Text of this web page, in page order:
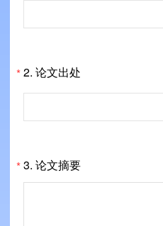
*2. 论文出处
*3. 论文摘要